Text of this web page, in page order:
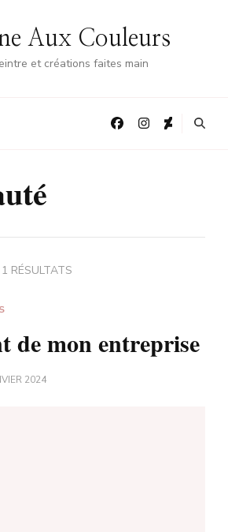
Aux Couleurs
et créations faites main
RÉSULTATS
de mon entreprise
2024